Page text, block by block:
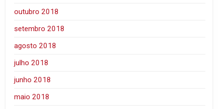
outubro 2018
setembro 2018
agosto 2018
julho 2018
junho 2018
maio 2018